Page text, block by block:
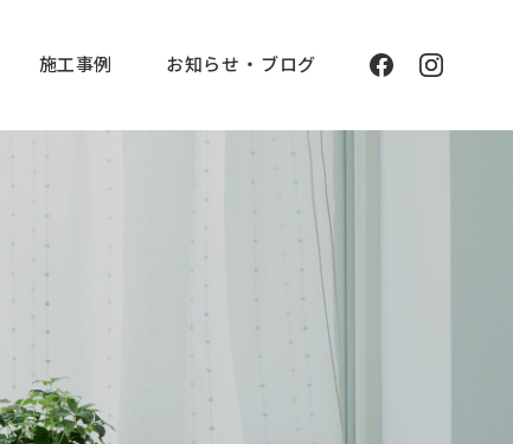
施工事例 お知らせ ・ ブログ